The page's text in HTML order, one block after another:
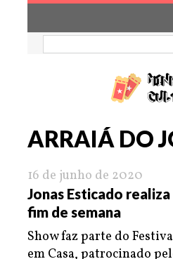
ARRAIÁ DO
16 de junho de 2020
Jonas Esticado
fim de semana
Show faz parte do
em Casa, patrocinado